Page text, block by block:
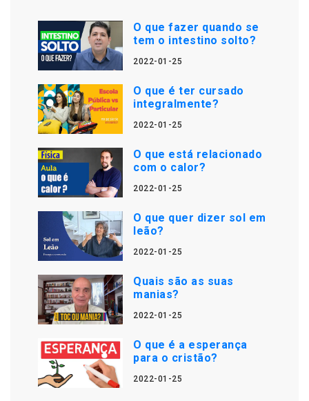
O que fazer quando se
tem o intestino solto?
2022-01-25
O que é ter cursado
integralmente?
2022-01-25
O que está relacionado
com o calor?
2022-01-25
O que quer dizer sol em
leão?
2022-01-25
Quais são as suas
manias?
2022-01-25
O que é a esperança
para o cristão?
2022-01-25